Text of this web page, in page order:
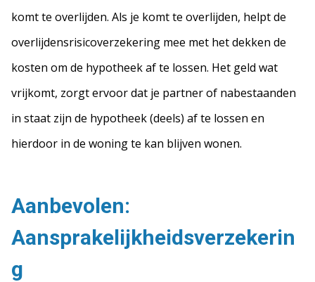
komt te overlijden. Als je komt te overlijden, helpt de
overlijdensrisicoverzekering mee met het dekken de
kosten om de hypotheek af te lossen. Het geld wat
vrijkomt, zorgt ervoor dat je partner of nabestaanden
in staat zijn de hypotheek (deels) af te lossen en
hierdoor in de woning te kan blijven wonen.
Aanbevolen:
Aansprakelijkheidsverzekerin
g